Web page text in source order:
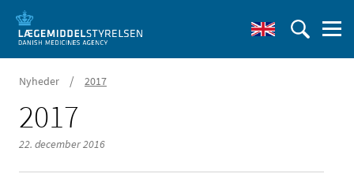
Nyheder / 2017
2017
22. december 2016